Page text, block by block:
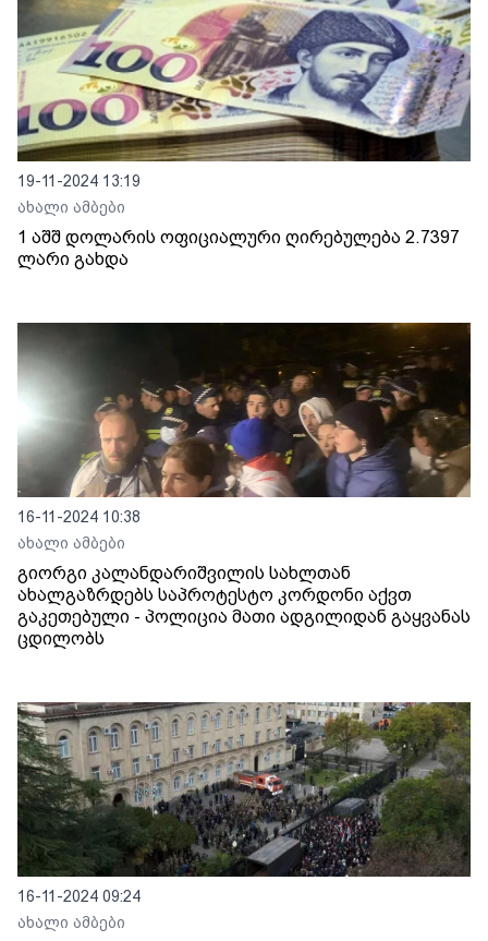
19-11-2024 13:19
ახალი ამბები
1 აშშ დოლარის ოფიციალური ღირებულება 2.7397
ლარი გახდა
16-11-2024 10:38
ახალი ამბები
გიორგი კალანდარიშვილის სახლთან
ახალგაზრდებს საპროტესტო კორდონი აქვთ
გაკეთებული - პოლიცია მათი ადგილიდან გაყვანას
ცდილობს
16-11-2024 09:24
ახალი ამბები